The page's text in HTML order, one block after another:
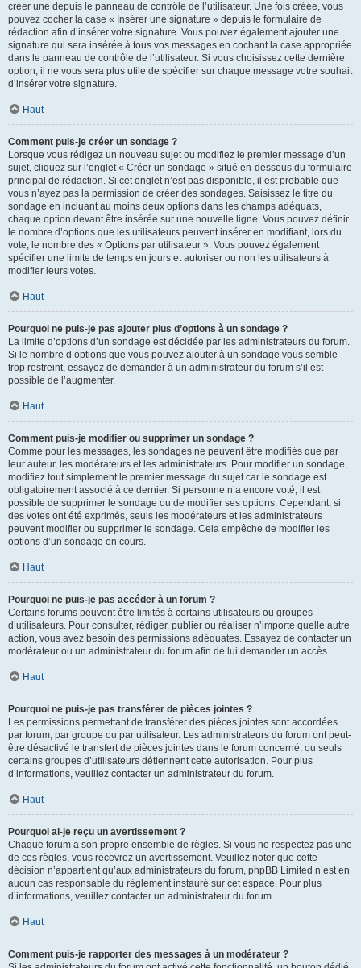
créer une depuis le panneau de contrôle de l’utilisateur. Une fois créée, vous
pouvez cocher la case « Insérer une signature » depuis le formulaire de
rédaction afin d’insérer votre signature. Vous pouvez également ajouter une
signature qui sera insérée à tous vos messages en cochant la case appropriée
dans le panneau de contrôle de l’utilisateur. Si vous choisissez cette dernière
option, il ne vous sera plus utile de spécifier sur chaque message votre souhait
d’insérer votre signature.
Haut
Comment puis-je créer un sondage ?
Lorsque vous rédigez un nouveau sujet ou modifiez le premier message d’un
sujet, cliquez sur l’onglet « Créer un sondage » situé en-dessous du formulaire
principal de rédaction. Si cet onglet n’est pas disponible, il est probable que
vous n’ayez pas la permission de créer des sondages. Saisissez le titre du
sondage en incluant au moins deux options dans les champs adéquats,
chaque option devant être insérée sur une nouvelle ligne. Vous pouvez définir
le nombre d’options que les utilisateurs peuvent insérer en modifiant, lors du
vote, le nombre des « Options par utilisateur ». Vous pouvez également
spécifier une limite de temps en jours et autoriser ou non les utilisateurs à
modifier leurs votes.
Haut
Pourquoi ne puis-je pas ajouter plus d’options à un sondage ?
La limite d’options d’un sondage est décidée par les administrateurs du forum.
Si le nombre d’options que vous pouvez ajouter à un sondage vous semble
trop restreint, essayez de demander à un administrateur du forum s’il est
possible de l’augmenter.
Haut
Comment puis-je modifier ou supprimer un sondage ?
Comme pour les messages, les sondages ne peuvent être modifiés que par
leur auteur, les modérateurs et les administrateurs. Pour modifier un sondage,
modifiez tout simplement le premier message du sujet car le sondage est
obligatoirement associé à ce dernier. Si personne n’a encore voté, il est
possible de supprimer le sondage ou de modifier ses options. Cependant, si
des votes ont été exprimés, seuls les modérateurs et les administrateurs
peuvent modifier ou supprimer le sondage. Cela empêche de modifier les
options d’un sondage en cours.
Haut
Pourquoi ne puis-je pas accéder à un forum ?
Certains forums peuvent être limités à certains utilisateurs ou groupes
d’utilisateurs. Pour consulter, rédiger, publier ou réaliser n’importe quelle autre
action, vous avez besoin des permissions adéquates. Essayez de contacter un
modérateur ou un administrateur du forum afin de lui demander un accès.
Haut
Pourquoi ne puis-je pas transférer de pièces jointes ?
Les permissions permettant de transférer des pièces jointes sont accordées
par forum, par groupe ou par utilisateur. Les administrateurs du forum ont peut-
être désactivé le transfert de pièces jointes dans le forum concerné, ou seuls
certains groupes d’utilisateurs détiennent cette autorisation. Pour plus
d’informations, veuillez contacter un administrateur du forum.
Haut
Pourquoi ai-je reçu un avertissement ?
Chaque forum a son propre ensemble de règles. Si vous ne respectez pas une
de ces règles, vous recevrez un avertissement. Veuillez noter que cette
décision n’appartient qu’aux administrateurs du forum, phpBB Limited n’est en
aucun cas responsable du règlement instauré sur cet espace. Pour plus
d’informations, veuillez contacter un administrateur du forum.
Haut
Comment puis-je rapporter des messages à un modérateur ?